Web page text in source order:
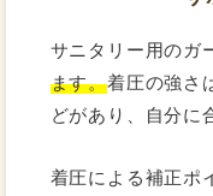
サニタリー用のガ
ます。着圧の強さ
どがあり、自分に
着圧による補正ポ